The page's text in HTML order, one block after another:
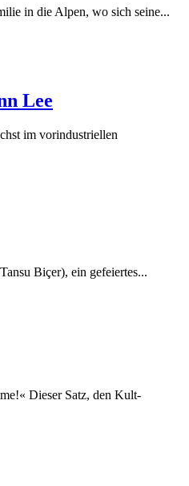
in die Alpen, wo sich seine...
Lee
im vorindustriellen
Biçer), ein gefeiertes...
Dieser Satz, den Kult-